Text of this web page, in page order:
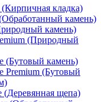
кладка)
камень)
камень)
(Природный
(Бутовый камень)
Premium (Бутовый
(Деревянная щепа)